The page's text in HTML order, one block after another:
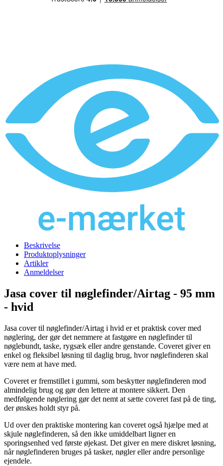
Beskrivelse
Produktoplysninger
Artikler
Anmeldelser
Jasa cover til nøglefinder/Airtag - 95 mm
- hvid
Jasa cover til nøglefinder/Airtag i hvid er et praktisk cover med
nøglering, der gør det nemmere at fastgøre en nøglefinder til
nøglebundt, taske, rygsæk eller andre genstande. Coveret giver en
enkel og fleksibel løsning til daglig brug, hvor nøglefinderen skal
være nem at have med.
Coveret er fremstillet i gummi, som beskytter nøglefinderen mod
almindelig brug og gør den lettere at montere sikkert. Den
medfølgende nøglering gør det nemt at sætte coveret fast på de ting,
der ønskes holdt styr på.
Ud over den praktiske montering kan coveret også hjælpe med at
skjule nøglefinderen, så den ikke umiddelbart ligner en
sporingsenhed ved første øjekast. Det giver en mere diskret løsning,
når nøglefinderen bruges på tasker, nøgler eller andre personlige
ejendele.